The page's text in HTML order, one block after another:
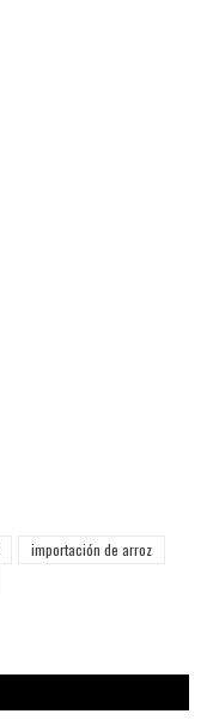
importación de arroz